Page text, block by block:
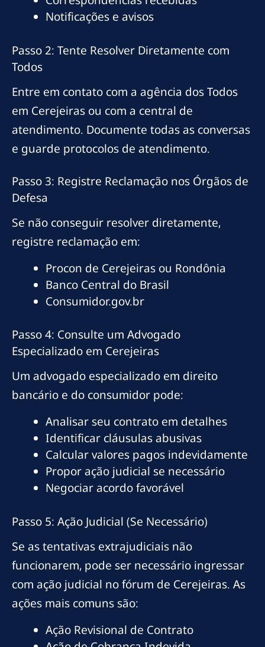
Notificações e avisos
Passo 2: Tente Resolver Diretamente com
Todos
Entre em contato com a agência dos Todos
em Cerejeiras ou com a central de
atendimento. Documente todas as conversas
e guarde protocolos de atendimento.
Passo 3: Registre Reclamação nos Órgãos de
Defesa
Se não conseguir resolver diretamente,
registre reclamação em:
Procon de Cerejeiras ou Rondônia
Banco Central do Brasil
Consumidor.gov.br
Passo 4: Consulte um Advogado
Especializado em Cerejeiras
Um advogado especializado em direito
bancário e do consumidor pode:
Analisar seu contrato em detalhes
Identificar cláusulas abusivas
Calcular valores pagos indevidamente
Propor ação judicial se necessário
Negociar acordo favorável
Passo 5: Ação Judicial (Se Necessário)
Se as tentativas extrajudiciais não
funcionarem, pode ser necessário ingressar
com ação judicial no fórum de Cerejeiras. As
ações mais comuns são:
Ação Revisional de Contrato